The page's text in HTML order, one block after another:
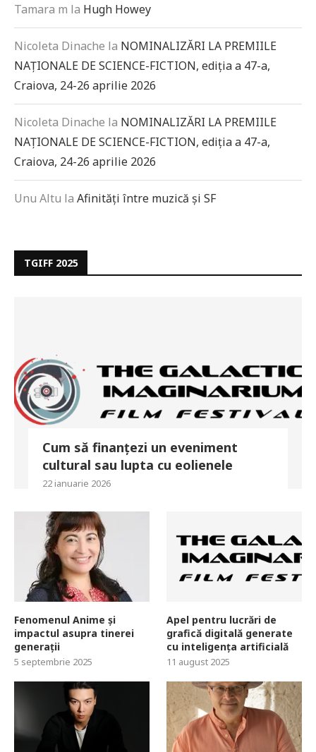
Tamara m la Hugh Howey
Nicoleta Dinache la NOMINALIZĂRI LA PREMIILE
NAȚIONALE DE SCIENCE-FICTION, ediția a 47-a,
Craiova, 24-26 aprilie 2026
Nicoleta Dinache la NOMINALIZĂRI LA PREMIILE
NAȚIONALE DE SCIENCE-FICTION, ediția a 47-a,
Craiova, 24-26 aprilie 2026
Unu Altu la Afinități între muzică și SF
TGIFF 2025
Cum să finanțezi un eveniment
cultural sau lupta cu eolienele
22 ianuarie 2026
Fenomenul Anime și
impactul asupra tinerei
generații
5 septembrie 2025
Apel pentru lucrări de
grafică digitală generate
cu inteligența artificială
11 august 2025